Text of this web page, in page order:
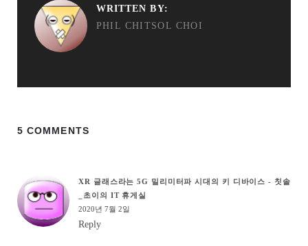
WRITTEN BY:
PHIL CHITSOL CHOI
5 COMMENTS
XR 글래스라는 5G 밀리미터파 시대의 키 디바이스 - 칫솔
_초이의 IT 휴게실
2020년 7월 2일
Reply